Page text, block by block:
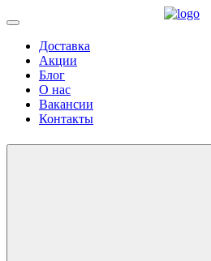
Доставка
Акции
Блог
О нас
Вакансии
Контакты